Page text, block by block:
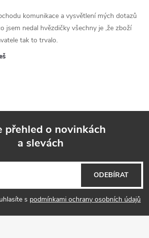
komunikace a vysvětlení mých dotazů
jsem nedal hvězdičky všechny je ,že zboží
tak to trvalo.
přehled o novinkách
a slevách
s podmínkami ochrany osobních údajů
ODEBÍRAT